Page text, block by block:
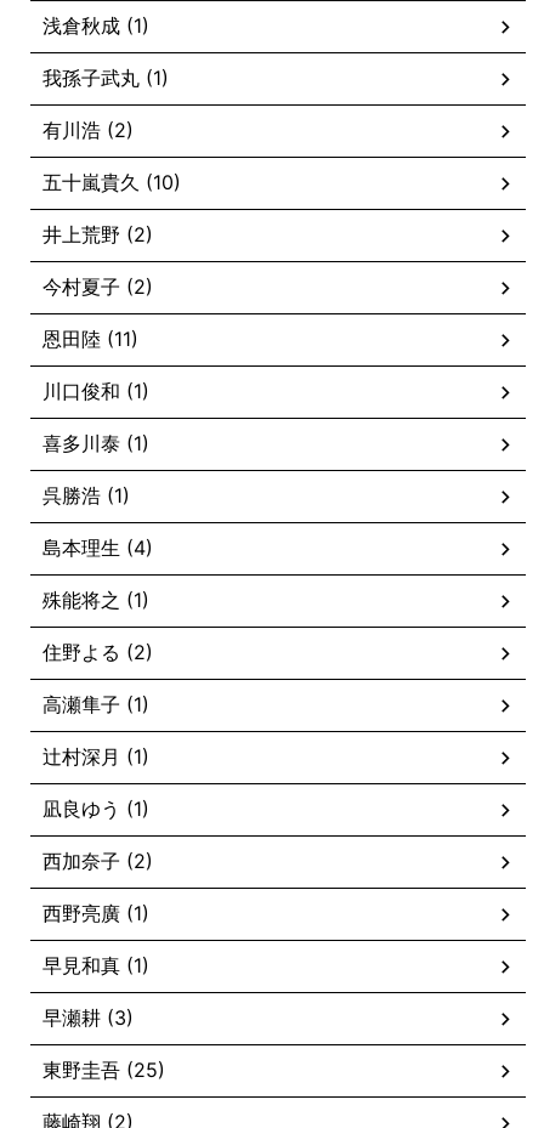
浅倉秋成 (1)
我孫子武丸 (1)
有川浩 (2)
五十嵐貴久 (10)
井上荒野 (2)
今村夏子 (2)
恩田陸 (11)
川口俊和 (1)
喜多川泰 (1)
呉勝浩 (1)
島本理生 (4)
殊能将之 (1)
住野よる (2)
高瀬隼子 (1)
辻村深月 (1)
凪良ゆう (1)
西加奈子 (2)
西野亮廣 (1)
早見和真 (1)
早瀬耕 (3)
東野圭吾 (25)
藤崎翔 (2)